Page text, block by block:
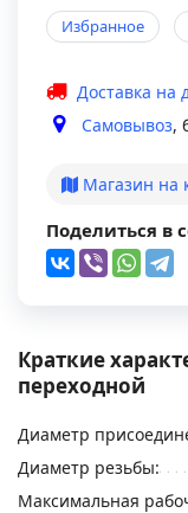
Избранное
Доставка на
Самовывоз,
Магазин на
Поделиться в
Краткие
переходной
Диаметр
Диаметр резьбы:
Максимальная